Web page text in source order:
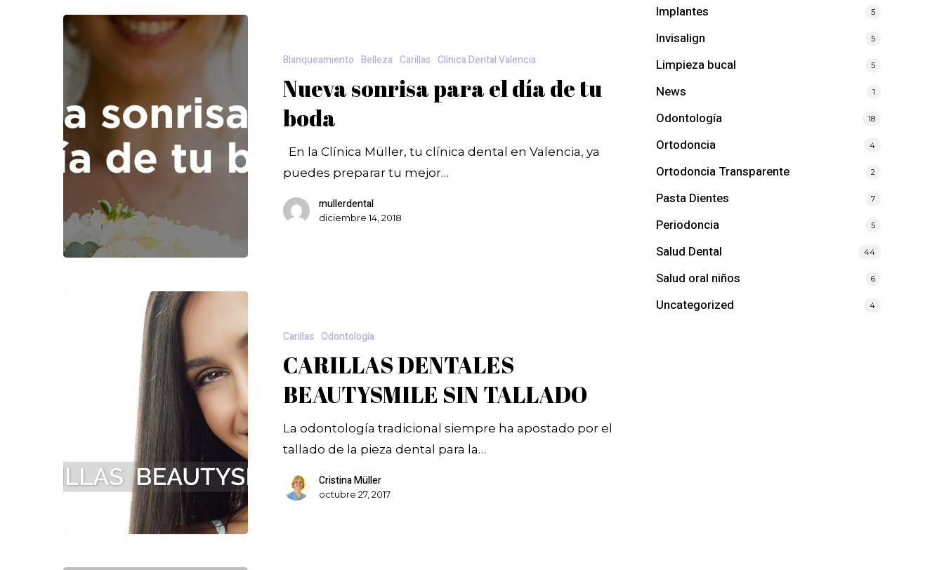
Blanqueamiento Belleza Carillas Clínica Dental Valencia
Nueva sonrisa para el día de tu
boda
En la Clínica Müller, tu clínica dental en Valencia, ya
puedes preparar tu mejor…
mullerdental
diciembre 14, 2018
Carillas Odontología
CARILLAS DENTALES
BEAUTYSMILE SIN TALLADO
La odontología tradicional siempre ha apostado por el
tallado de la pieza dental para la…
Cristina Müller
octubre 27, 2017
Implantes 5
Invisalign 5
Limpieza bucal 5
News 1
Odontología 18
Ortodoncia 4
Ortodoncia Transparente 2
Pasta Dientes 7
Periodoncia 5
Salud Dental 44
Salud oral niños 6
Uncategorized 4